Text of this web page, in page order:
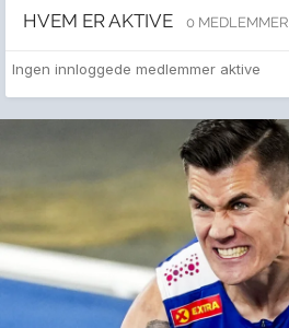
HVEM ER AKTIVE 0 MEDLEMMER
Ingen innloggede medlemmer aktive